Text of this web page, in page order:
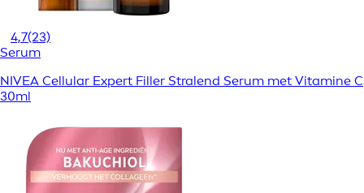
4,7(23)
Serum
NIVEA Cellular Expert Filler Stralend Serum met Vitamine C
30ml